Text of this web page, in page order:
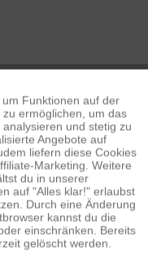
Aktiv
Inaktiv
Inaktiv
Inaktiv
Funktionen auf der
ermöglichen, um das
und stetig zu
Angebote auf
liefern diese Cookies
Marketing. Weitere
du in unserer
auf "Alles klar!" erlaubst
Durch eine Änderung
kannst du die
einschränken. Bereits
gelöscht werden.